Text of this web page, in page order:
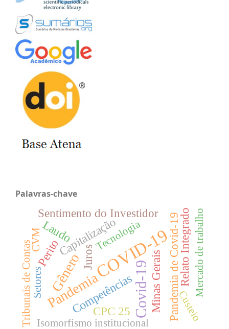
Palavras-chave
COVID-19
Covid-19
Gênero
Pandemia Pandemia de Covid-19
Capitalização
Juros
Laudo
Perito
Competências Minas Gerais Relato Integrado
Sentimento do Investidor
CPC 25
Isomorfismo institucional
Tribunais de Contas Custeio
Tecnologia Mercado de trabalho
Setores
CVM